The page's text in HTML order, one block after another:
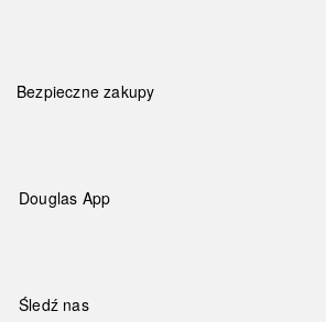
Bezpieczne zakupy
Douglas App
Śledź nas